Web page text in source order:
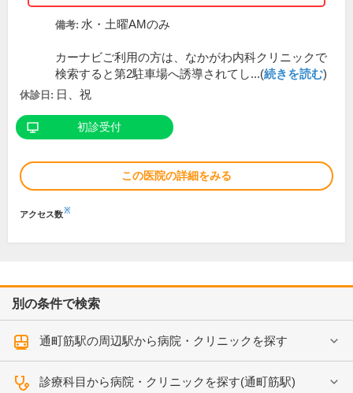
備考: 水・土曜AMのみ
カーナビご利用の方は、なかがわ内科クリニックで
検索すると第2駐車場へ誘導されてし...(続きを読む)
休診日: 日、祝
初診受付
この医院の詳細をみる
アクセス数※
別の条件で検索
通町筋駅の周辺駅から病院・クリニックを探す
診療科目から病院・クリニックを探す(通町筋駅)